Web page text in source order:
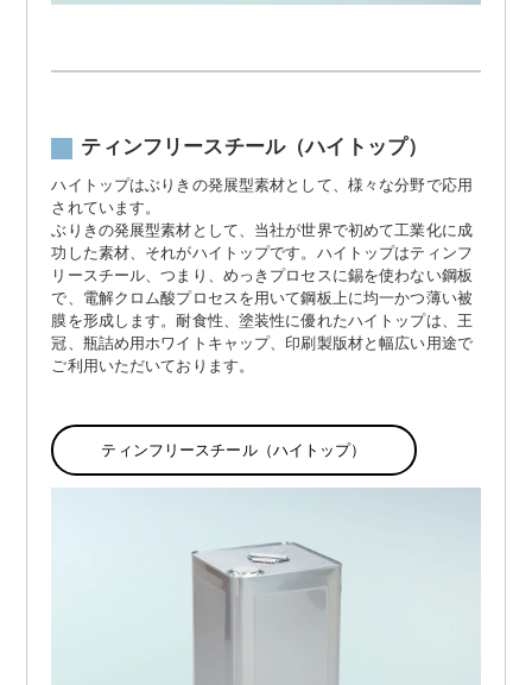
ティンフリースチール（ハイトップ）
ハイトップはぶりきの発展型素材として、様々な分野で応用
されています。
ぶりきの発展型素材として、当社が世界で初めて工業化に成
功した素材、それがハイトップです。ハイトップはティンフ
リースチール、つまり、めっきプロセスに錫を使わない鋼板
で、電解クロム酸プロセスを用いて鋼板上に均一かつ薄い被
膜を形成します。耐食性、塗装性に優れたハイトップは、王
冠、瓶詰め用ホワイトキャップ、印刷製版材と幅広い用途で
ご利用いただいております。
ティンフリースチール（ハイトップ）